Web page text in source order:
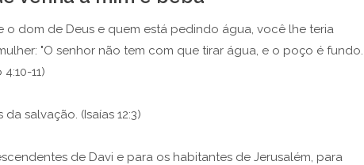
o dom de Deus e quem está pedindo água, você lhe teria
"O senhor não tem com que tirar água, e o poço é fundo.
11)
salvação. (Isaías 12:3)
de Davi e para os habitantes de Jerusalém, para